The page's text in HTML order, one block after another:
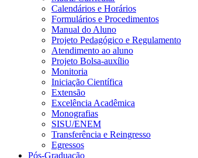
Calendários e Horários
Formulários e Procedimentos
Manual do Aluno
Projeto Pedagógico e Regulamento
Atendimento ao aluno
Projeto Bolsa-auxílio
Monitoria
Iniciação Científica
Extensão
Excelência Acadêmica
Monografias
SISU/ENEM
Transferência e Reingresso
Egressos
Pós-Graduação